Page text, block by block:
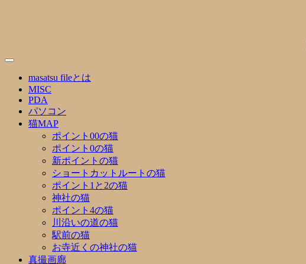
masatsu fileとは
MISC
PDA
パソコン
猫MAP
ポイント00の猫
ポイント0の猫
新ポイントの猫
ショートカットルートの猫
ポイント1と2の猫
神社の猫
ポイント4の猫
川沿いの道の猫
駅前の猫
お寺近くの神社の猫
真撮画廊